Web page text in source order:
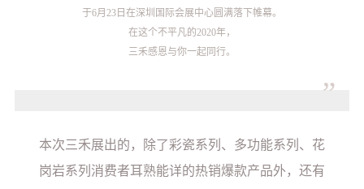
于6月23日在深圳国际会展中心圆满落下帷幕。
在这个不平凡的2020年，
三禾感恩与你一起同行。
“
本次三禾展出的，除了彩瓷系列、多功能系列、花
岗岩系列消费者耳熟能详的热销爆款产品外，还有